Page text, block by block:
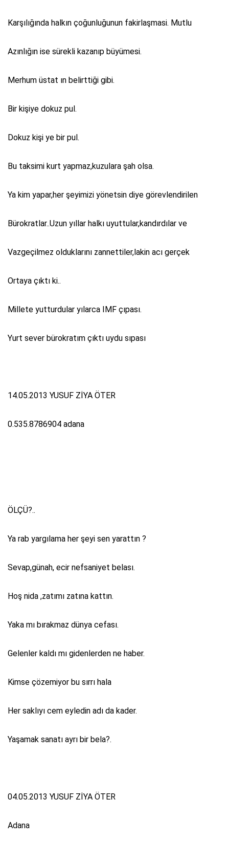
Karşılığında halkın çoğunluğunun fakirlaşmasi. Mutlu
Azınlığın ise sürekli kazanıp büyümesi.
Merhum üstat ın belirttiği gibi.
Bir kişiye dokuz pul.
Dokuz kişi ye bir pul.
Bu taksimi kurt yapmaz,kuzulara şah olsa.
Ya kim yapar,her şeyimizi yönetsin diye görevlendirilen
Bürokratlar..Uzun yıllar halkı uyuttular,kandırdılar ve
Vazgeçilmez olduklarını zannettiler,lakin acı gerçek
Ortaya çıktı ki..
Millete yutturdular yılarca IMF çıpası.
Yurt sever bürokratım çıktı uydu sıpası
14.05.2013 YUSUF ZİYA ÖTER
0.535.8786904 adana
ÖLÇÜ?..
Ya rab yargılama her şeyi sen yarattın ?
Sevap,günah, ecir nefsaniyet belası.
Hoş nida ,zatımı zatına kattın.
Yaka mı bırakmaz dünya cefası.
Gelenler kaldı mı gidenlerden ne haber.
Kimse çözemiyor bu sırrı hala
Her saklıyı cem eyledin adı da kader.
Yaşamak sanatı ayrı bir bela?.
04.05.2013 YUSUF ZİYA ÖTER
Adana